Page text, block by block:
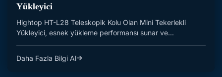
Yükleyici
Hightop HT-L28 Teleskopik Kolu Olan Mini Tekerlekli
Yükleyici, esnek yükleme performansı sunar ve...
Daha Fazla Bilgi Al